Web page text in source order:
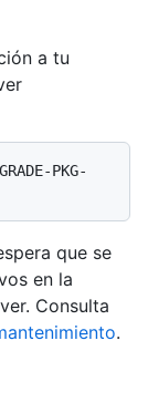
a tu
PKG-
que se
en la
Consulta
.